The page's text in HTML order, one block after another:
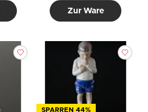
Zur Ware
SPARREN 44%